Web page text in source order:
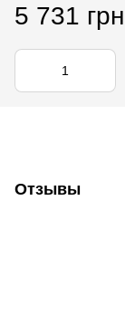
5 731 грн
Отзывы